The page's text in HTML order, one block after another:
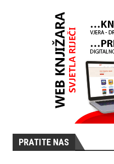
PRATITE NAS